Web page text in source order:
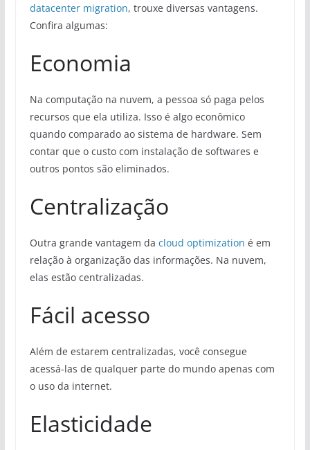
datacenter migration, trouxe diversas vantagens.
Confira algumas:
Economia
Na computação na nuvem, a pessoa só paga pelos
recursos que ela utiliza. Isso é algo econômico
quando comparado ao sistema de hardware. Sem
contar que o custo com instalação de softwares e
outros pontos são eliminados.
Centralização
Outra grande vantagem da cloud optimization é em
relação à organização das informações. Na nuvem,
elas estão centralizadas.
Fácil acesso
Além de estarem centralizadas, você consegue
acessá-las de qualquer parte do mundo apenas com
o uso da internet.
Elasticidade